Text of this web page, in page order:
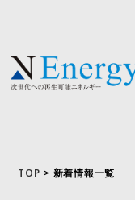
TOP > 新着情報一覧